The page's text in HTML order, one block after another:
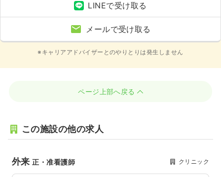
LINEで受け取る
メールで受け取る
※キャリアアドバイザーとのやりとりは発生しません
ページ上部へ戻る
この施設の他の求人
外来正・准看護師 クリニック